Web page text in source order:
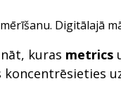
Digitālajā
kuras metrics
koncentrēsieties